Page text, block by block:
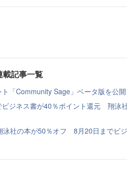
記事一覧
「Community Sage」ベータ版を公開
ジネス書が40％ポイント還元 翔泳
泳社の本が50％オフ 8月20日までビ